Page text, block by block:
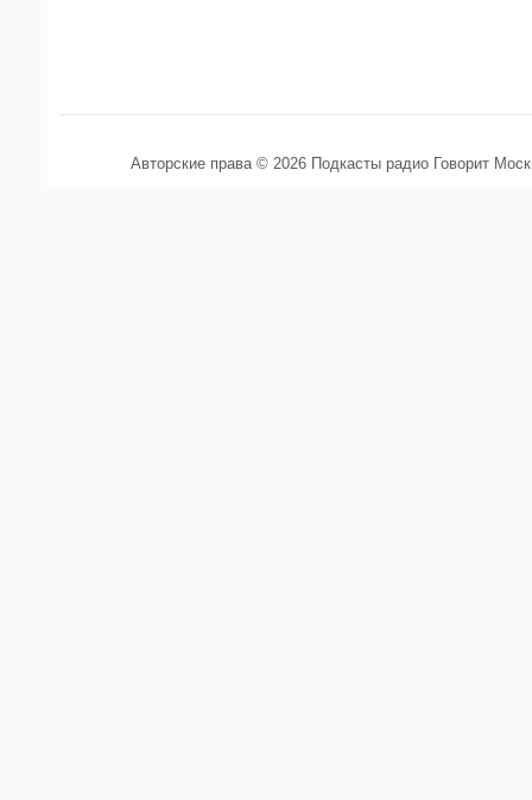
Авторские права © 2026 Подкасты радио Говорит